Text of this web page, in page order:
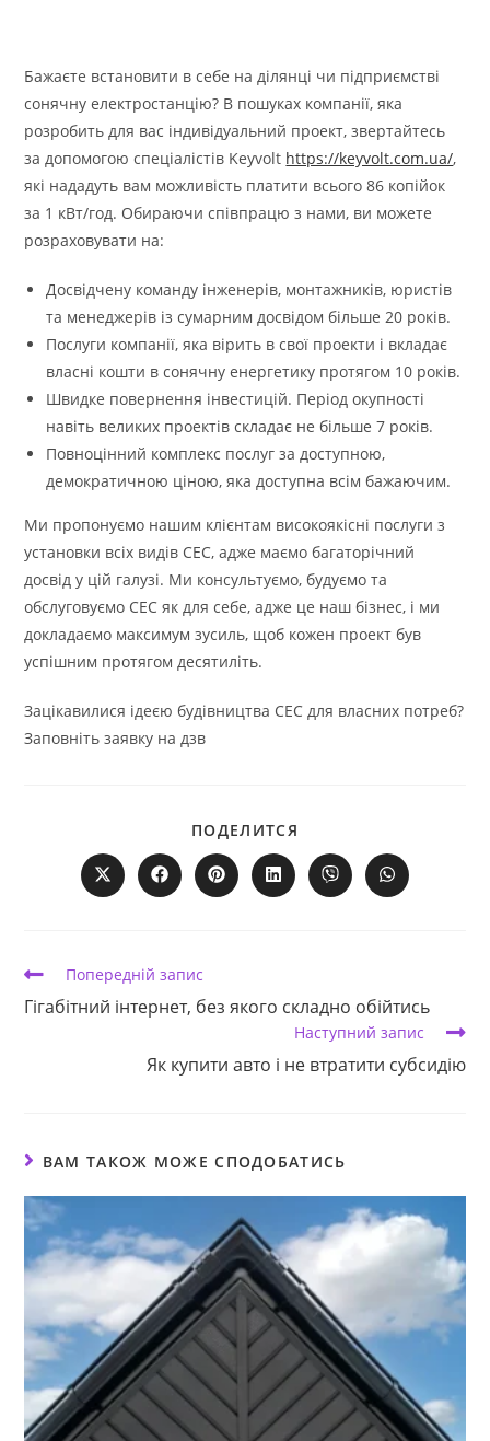
Бажаєте встановити в себе на ділянці чи підприємстві
сонячну електростанцію? В пошуках компанії, яка
розробить для вас індивідуальний проект, звертайтесь
за допомогою спеціалістів Keyvolt https://keyvolt.com.ua/,
які нададуть вам можливість платити всього 86 копійок
за 1 кВт/год. Обираючи співпрацю з нами, ви можете
розраховувати на:
Досвідчену команду інженерів, монтажників, юристів
та менеджерів із сумарним досвідом більше 20 років.
Послуги компанії, яка вірить в свої проекти і вкладає
власні кошти в сонячну енергетику протягом 10 років.
Швидке повернення інвестицій. Період окупності
навіть великих проектів складає не більше 7 років.
Повноцінний комплекс послуг за доступною,
демократичною ціною, яка доступна всім бажаючим.
Ми пропонуємо нашим клієнтам високоякісні послуги з
установки всіх видів СЕС, адже маємо багаторічний
досвід у цій галузі. Ми консультуємо, будуємо та
обслуговуємо СЕС як для себе, адже це наш бізнес, і ми
докладаємо максимум зусиль, щоб кожен проект був
успішним протягом десятиліть.
Зацікавилися ідеєю будівництва СЕС для власних потреб?
Заповніть заявку на дзв
ПОДЕЛИТСЯ
ЦИМ
ВМІСТОМ
Відкрити
в
Відкрити
в
Відкрити
в
Відкрити
в
Відкрити
в
Відкрити
в
Прочитати
статей
Попередній запис
Гігабітний інтернет, без якого складно обійтись
Наступний запис
Як купити авто і не втратити субсидію
ВАМ ТАКОЖ МОЖЕ СПОДОБАТИСЬ